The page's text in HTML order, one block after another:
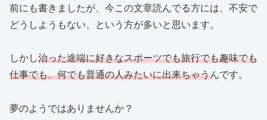
前にも書きましたが、今この文章読んでる方には、不安で
どうしようもない、という方が多いと思います。
しかし治った途端に好きなスポーツでも旅行でも趣味でも
仕事でも、何でも普通の人みたいに出来ちゃうんです。
夢のようではありませんか？